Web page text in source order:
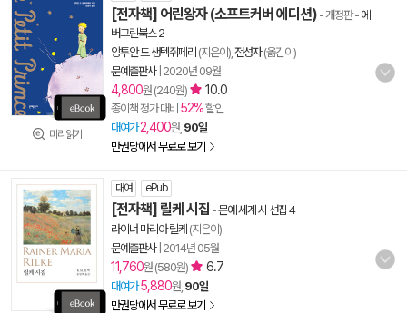
미리읽기
[전자책] 어린왕자 (소프트커버 에디션) - 개정판- 에
버그린북스 2
앙투안 드 생텍쥐페리 (지은이), 전성자(옮긴이)
문예출판사| 2020년 09월
4,800원 (240원) 10.0
종이책 정가 대비 52%할인
대여가 2,400원, 90일
만권당에서 무료로 보기
대여 ePub
[전자책] 릴케 시집 -문예 세계 시 선집 4
라이너 마리아 릴케 (지은이)
문예출판사| 2014년 05월
11,760원 (580원) 6.7
대여가 5,880원, 90일
만권당에서 무료로 보기